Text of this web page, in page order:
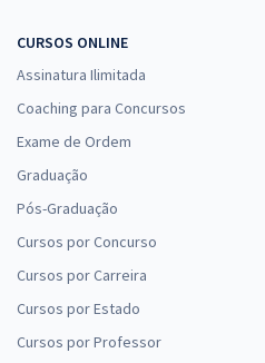
CURSOS ONLINE
Assinatura Ilimitada
Coaching para Concursos
Exame de Ordem
Graduação
Pós-Graduação
Cursos por Concurso
Cursos por Carreira
Cursos por Estado
Cursos por Professor